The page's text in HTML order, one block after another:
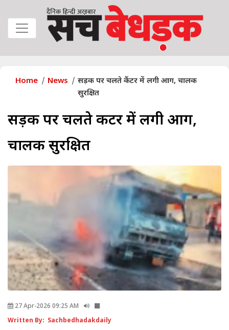
Home News
सड़क पर चलते कैंटर में लगी आग, चालक
सुरक्षित
सड़क पर चलते कैंटर में लगी आग,
चालक सुरक्षित
27 Apr-2026 09:25 AM
Written By: Sachbedhadakdaily